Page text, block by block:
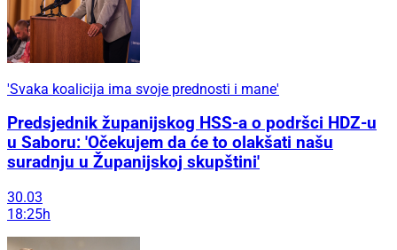
'Svaka koalicija ima svoje prednosti i mane'
Predsjednik županijskog HSS-a o podršci HDZ-u
u Saboru: 'Očekujem da će to olakšati našu
suradnju u Županijskoj skupštini'
30.03
18:25h